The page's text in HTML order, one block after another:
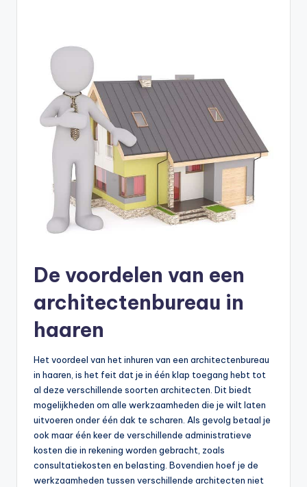
De voordelen van een
architectenbureau in
haaren
Het voordeel van het inhuren van een architectenbureau
in haaren, is het feit dat je in één klap toegang hebt tot
al deze verschillende soorten architecten. Dit biedt
mogelijkheden om alle werkzaamheden die je wilt laten
uitvoeren onder één dak te scharen. Als gevolg betaal je
ook maar één keer de verschillende administratieve
kosten die in rekening worden gebracht, zoals
consultatiekosten en belasting. Bovendien hoef je de
werkzaamheden tussen verschillende architecten niet